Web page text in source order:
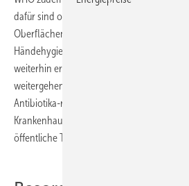
dafür sind oft pathogene Keime wie sie auf
Oberflächen und Gegenständen zu finden
Händehygiene– und
weiterhin erschreckend hoch und
weitergehende Maßnahmen. Inzwischen
Antibiotika-resistente Keime wie MRSA aus
Krankenhausumgebung auch in Schulen,
öffentliche Transportwesen eingedrungen.